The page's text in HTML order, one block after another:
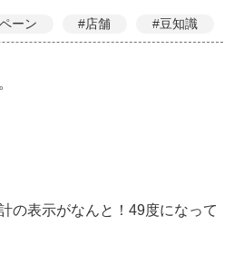
ーン #店舗 #豆知識
の表示がなんと！49度になって